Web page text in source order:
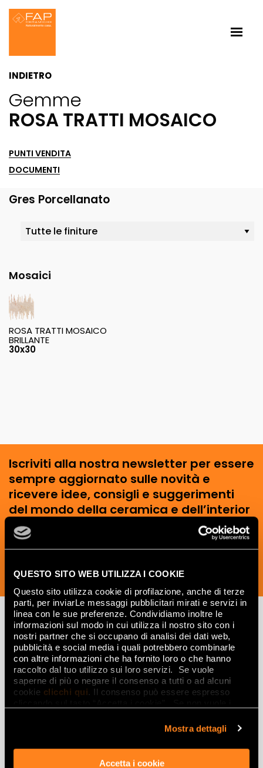
QUESTO SITO WEB UTILIZZA I COOKIE
Questo sito utilizza cookie di profilazione, anche di terze
parti, per inviarLe messaggi pubblicitari mirati e servizi in
linea con le sue preferenze. Condividiamo inoltre le
informazioni sul modo in cui utilizza il nostro sito con i
nostri partner che si occupano di analisi dei dati web,
pubblicità e social media i quali potrebbero combinarle
con altre informazioni che ha fornito loro o che hanno
raccolto dal tuo utilizzo sui loro servizi. Se vuole
saperne di più o negare il consenso a tutti o ad alcuni
cookie clicchi qui. Il consenso può essere espresso
Mostra dettagli
Accetta i cookie
INDIETRO
Gemme
ROSA TRATTI MOSAICO
PUNTI VENDITA
DOCUMENTI
Gres Porcellanato
Mosaici
ROSA TRATTI MOSAICO
BRILLANTE
30x30
Iscriviti alla nostra newsletter per essere
sempre aggiornato sulle novità e
ricevere idee, consigli e suggerimenti
del mondo della ceramica e dell’interior
design.
ISCRIVITI ORA
Lasciati
ispirare
da ambienti
ed effetti